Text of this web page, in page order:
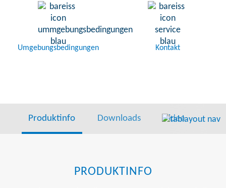
Umgebungsbedingungen Kontakt
Produktinfo Downloads Video
PRODUKTINFO